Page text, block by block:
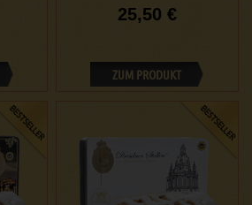
25,50 €
ZUM PRODUKT